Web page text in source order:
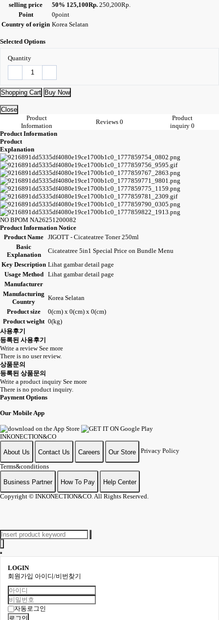
selling price
50% 125,100Rp. 250,200Rp.
Point
0point
Country of origin Korea Selatan
Selected Options
Quantity
Shopping Cart Buy Now
Close
Product
Information
Reviews 0
Product
inquiry0
Product Information
Product
Explanation
NO BPOM NA26251200082
Product Information Notice
Product Name JIGOTT - Cicateatree Toner 250ml
Basic
Explanation
Cicateatree 5in1 Special Price on Bundle Menu
Key Description Lihat gambar detail page
Usage Method
Lihat gambar detail page
Manufacturer
Manufacturing
Country
Korea Selatan
Product size
0(cm) x 0(cm) x 0(cm)
Product weight 0(kg)
사용후기
등록된 사용후기
Write a review See more
There is no user review.
상품문의
등록된 상품문의
Write a product inquiry See more
There is no product inquiry.
Payment Options
Our Mobile App
INKONECTION&CO
About Us Contact Us Careers Our Store Privacy Policy
Terms&conditions
Business Partner How To Pay
Help Center
Copyright © INKONECTION&CO. All Rights Reserved.
LOGIN
회원가입 아이디/비번찾기
자동로그인
로그인